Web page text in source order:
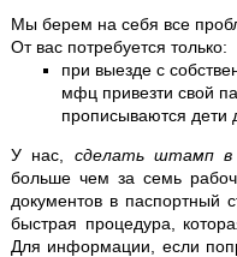
Мы берем на себя все
От вас потребуется только:
при выезде с
мфц привезти свой
прописываются дети
У нас, сделать штамп в
больше чем за семь
документов в паспортный
быстрая процедура,
Для информации, если